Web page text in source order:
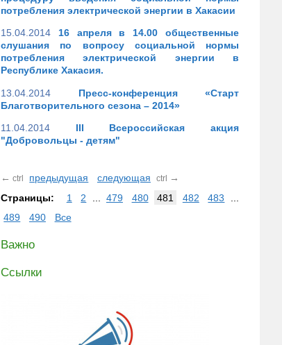
потребления электрической энергии в Хакасии
15.04.2014
16 апреля в 14.00 общественные
слушания по вопросу социальной нормы
потребления электрической энергии в
Республике Хакасия.
13.04.2014
Пресс-конференция «Старт
Благотворительного сезона – 2014»
11.04.2014
III Всероссийская акция
"Добровольцы - детям"
← ctrl предыдущая следующая ctrl →
Страницы:
1 2 479 480 481 482 483
489
490 Все
Важно
Ссылки